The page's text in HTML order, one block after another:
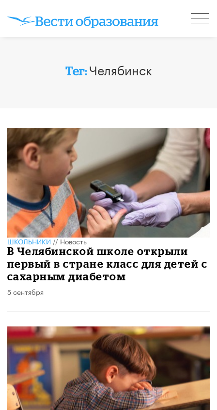
Тег:Челябинск
ШКОЛЬНИКИ//Новость
В Челябинской школе открыли
первый в стране класс для детей с
сахарным диабетом
5 сентября